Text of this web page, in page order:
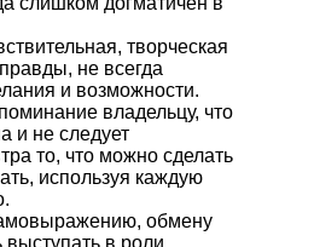
творческая
не всегда
и возможности.
владельцу, что
и не следует
то, что можно сделать
используя каждую
обмену
выступать в роли